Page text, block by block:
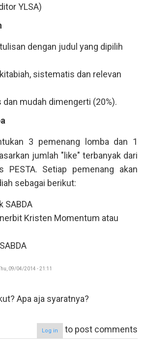
YLSA)
dengan judul yang dipilih
sistematis dan relevan
dan mudah dimengerti (20%).
3 pemenang lomba dan 1
jumlah "like" terbanyak dari
PESTA. Setiap pemenang akan
sebagai berikut:
SABDA
Kristen Momentum atau
09/04/2014 - 21:11
Apa aja syaratnya?
Log in to post comments